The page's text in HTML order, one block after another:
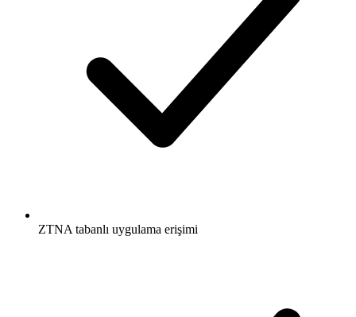
ZTNA tabanlı uygulama erişimi